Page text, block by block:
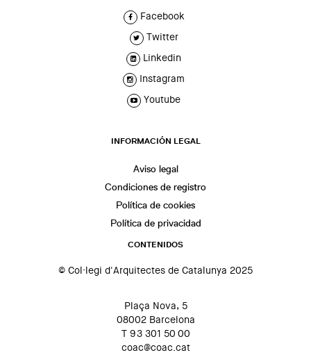
Facebook
Twitter
Linkedin
Instagram
Youtube
INFORMACIÓN LEGAL
Aviso legal
Condiciones de registro
Política de cookies
Política de privacidad
CONTENIDOS
© Col·legi d'Arquitectes de Catalunya 2025
Plaça Nova, 5
08002 Barcelona
T 93 301 50 00
coac@coac.cat